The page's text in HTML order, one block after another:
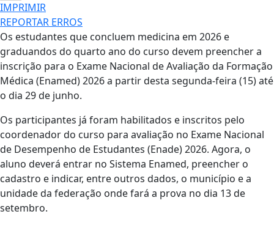
IMPRIMIR
REPORTAR ERROS
Os estudantes que concluem medicina em 2026 e
graduandos do quarto ano do curso devem preencher a
inscrição para o Exame Nacional de Avaliação da Formação
Médica (Enamed) 2026 a partir desta segunda-feira (15) até
o dia 29 de junho.
Os participantes já foram habilitados e inscritos pelo
coordenador do curso para avaliação no Exame Nacional
de Desempenho de Estudantes (Enade) 2026. Agora, o
aluno deverá entrar no Sistema Enamed, preencher o
cadastro e indicar, entre outros dados, o município e a
unidade da federação onde fará a prova no dia 13 de
setembro.